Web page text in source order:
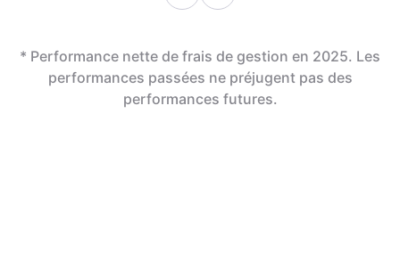
* Performance nette de frais de gestion en 2025. Les
performances passées ne préjugent pas des
performances futures.